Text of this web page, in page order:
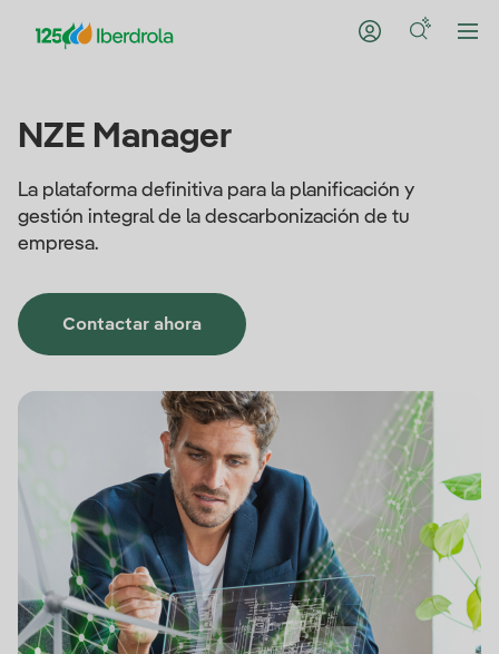
NZE Manager
La plataforma definitiva para la planificación y
gestión integral de la descarbonización de tu
empresa.
Contactar ahora